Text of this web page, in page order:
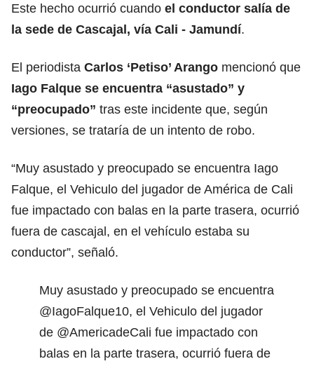
Este hecho ocurrió cuando el conductor salía de
la sede de Cascajal, vía Cali - Jamundí.
El periodista Carlos ‘Petiso’ Arango mencionó que
Iago Falque se encuentra “asustado” y
“preocupado” tras este incidente que, según
versiones, se trataría de un intento de robo.
“Muy asustado y preocupado se encuentra ⁦Iago
Falque⁩, el Vehiculo del jugador de ⁦América de Cali ⁩
fue impactado con balas en la parte trasera, ocurrió
fuera de cascajal, en el vehículo estaba su
conductor”, señaló.
Muy asustado y preocupado se encuentra
@IagoFalque10⁩, el Vehiculo del jugador
de ⁦ @AmericadeCali ⁩ fue impactado con
balas en la parte trasera, ocurrió fuera de